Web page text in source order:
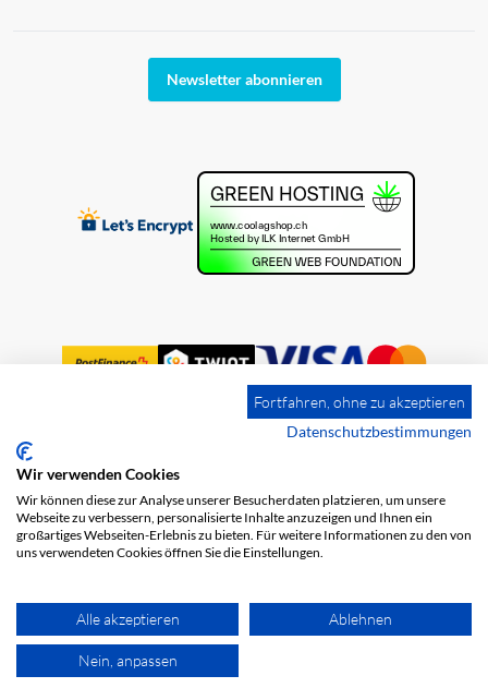
Newsletter abonnieren
Impressum
Datenschutz
© 2026 COOL AG. Alle Rechte vorbehalten.
powered by polynorm
Fortfahren, ohne zu akzeptieren
Datenschutzbestimmungen
Wir verwenden Cookies
Wir können diese zur Analyse unserer Besucherdaten platzieren, um unsere
Webseite zu verbessern, personalisierte Inhalte anzuzeigen und Ihnen ein
großartiges Webseiten-Erlebnis zu bieten. Für weitere Informationen zu den von
uns verwendeten Cookies öffnen Sie die Einstellungen.
Alle akzeptieren Ablehnen
Nein, anpassen